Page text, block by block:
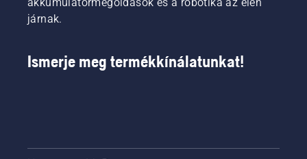
hogy az
ellenálljon
és a
idő újra
az, hogy
e?
fel.
járnak.
Ismerje meg termékkínálatunkat!